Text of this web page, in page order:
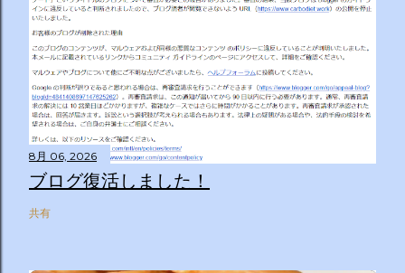
8月 06, 2026
ブログ復活しました！
共有